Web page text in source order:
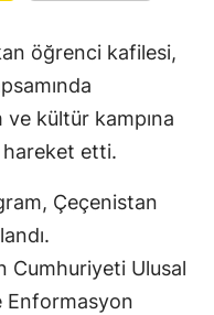
öğrenci kafilesi,
kültür kampına
hareket etti.
Çeçenistan
Cumhuriyeti Ulusal
Enformasyon